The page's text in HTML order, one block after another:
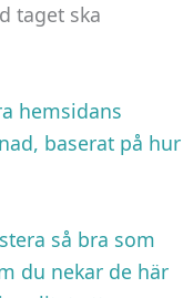
taget ska
hemsidans
baserat på hur
så bra som
du nekar de här